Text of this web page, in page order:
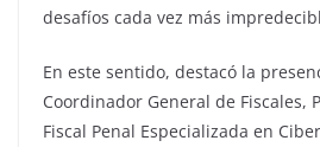
desafíos cada vez más
En este sentido, destacó la
Coordinador General de Fiscales,
Fiscal Penal Especializada en